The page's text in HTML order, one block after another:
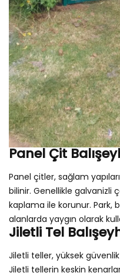
Panel Çit
Panel çitler, sağlam
bilinir. Genellikle galvanizli
kaplama ile korunur. Park,
alanlarda yaygın olarak
Jiletli Tel
Jiletli teller, yüksek
Jiletli tellerin keskin